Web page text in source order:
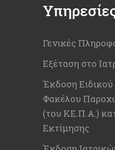
Γενικές
Εξέταση στο
Έκδοση Ειδικού
Φακέλου
(του ΚΕ.Π.Α.)
Εκτίμησης